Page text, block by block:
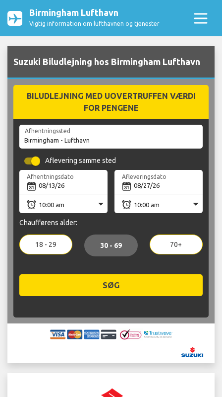
Birmingham Lufthavn
Vigtig information om lufthavnen og tjenester
Suzuki Biludlejning hos Birmingham Lufthavn
BILUDLEJNING MED UOVERTRUFFEN VÆRDI
FOR PENGENE
Afhentningssted
Aflevering samme sted
Afhentningsdato Afleveringsdato
Chaufførens alder:
18 - 29 30 - 69 70+
SØG